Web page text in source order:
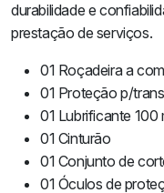
durabilidade e
prestação de serviços.
01 Roçadeira a
01 Proteção p/
01 Lubrificante
01 Cinturão
01 Conjunto de
01 Óculos de